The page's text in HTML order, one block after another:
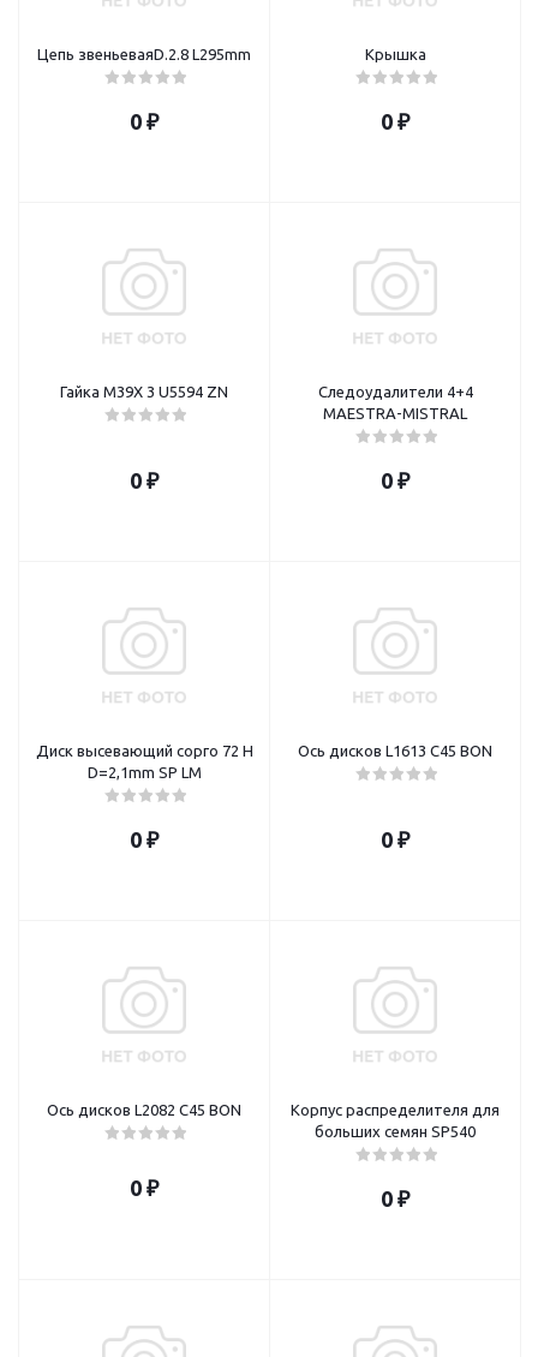
Цепь звеньеваяD.2.8 L295mm
0 ₽
Крышка
0 ₽
Гайка M39X 3 U5594 ZN
0 ₽
Следоудалители 4+4
MAESTRA-MISTRAL
0 ₽
Диск высевающий сорго 72 Н
D=2,1mm SP LM
0 ₽
Ось дисков L1613 C45 BON
0 ₽
Ось дисков L2082 C45 BON
0 ₽
Корпус распределителя для
больших семян SP540
0 ₽